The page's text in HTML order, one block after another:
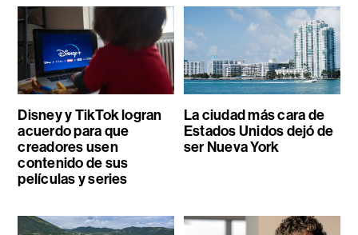
Disney y TikTok logran
acuerdo para que
creadores usen
contenido de sus
películas y series
La ciudad más cara de
Estados Unidos dejó de
ser Nueva York